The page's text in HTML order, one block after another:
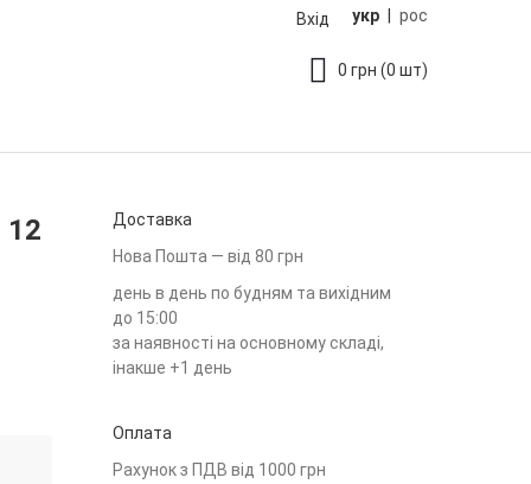
укр рос
Вхід
0 грн (0 шт)
12
Доставка
Нова Пошта — від 80 грн
день в день по будням та вихідним
до 15:00
за наявності на основному складі,
інакше +1 день
Оплата
Рахунок з ПДВ від 1000 грн